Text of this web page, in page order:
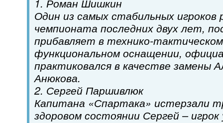
Один из самых стабильных игроков
чемпионата последних двух лет,
прибавляет в технико-
функциональном оснащении,
практиковался в качестве замены
Анюкова.
2. Сергей Паршивлюк
Капитана «Спартака» истерзали
здоровом состоянии Сергей – игрок